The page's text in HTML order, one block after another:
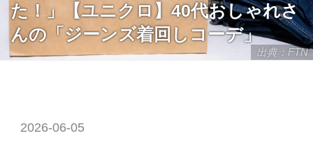
出典：FTN
た！」【ユニクロ】40代おしゃれさ
んの「ジーンズ着回しコーデ」
2026-06-05